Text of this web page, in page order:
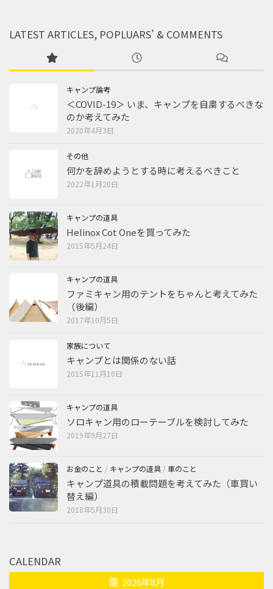
LATEST ARTICLES, POPLUARS’ & COMMENTS
キャンプ論考
＜COVID-19＞ いま、キャンプを自粛するべきな
のか考えてみた
2020年4月3日
その他
何かを辞めようとする時に考えるべきこと
2022年1月20日
キャンプの道具
Helinox Cot Oneを買ってみた
2015年5月24日
キャンプの道具
ファミキャン用のテントをちゃんと考えてみた
（後編）
2017年10月5日
家族について
キャンプとは関係のない話
2015年11月10日
キャンプの道具
ソロキャン用のローテーブルを検討してみた
2019年9月27日
お金のこと / キャンプの道具 / 車のこと
キャンプ道具の積載問題を考えてみた（車買い
替え編）
2018年5月30日
CALENDAR
2026年8月